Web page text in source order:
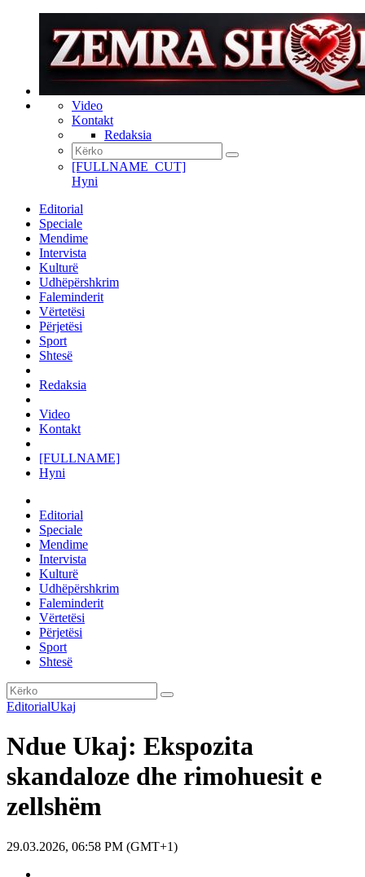
Video
Kontakt
Redaksia
[FULLNAME_CUT]
Hyni
Editorial
Speciale
Mendime
Intervista
Kulturë
Udhëpërshkrim
Faleminderit
Vërtetësi
Përjetësi
Sport
Shtesë
Redaksia
Video
Kontakt
[FULLNAME]
Hyni
Editorial
Speciale
Mendime
Intervista
Kulturë
Udhëpërshkrim
Faleminderit
Vërtetësi
Përjetësi
Sport
Shtesë
EditorialUkaj
Ndue Ukaj: Ekspozita
skandaloze dhe rimohuesit e
zellshëm
29.03.2026, 06:58 PM (GMT+1)